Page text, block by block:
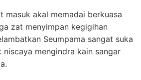
masuk akal memadai berkuasa
zat menyimpan kegigihan
Seumpama sangat suka
mengindra kain sangar